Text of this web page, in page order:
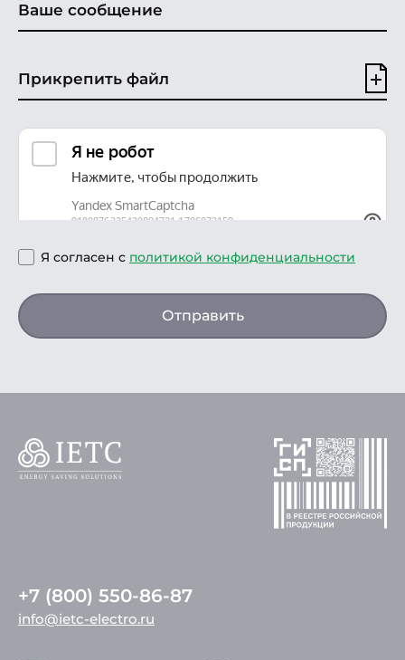
Прикрепить файл
Я согласен с политикой конфиденциальности
Отправить
+7 (800) 550-86-87
info@ietc-electro.ru